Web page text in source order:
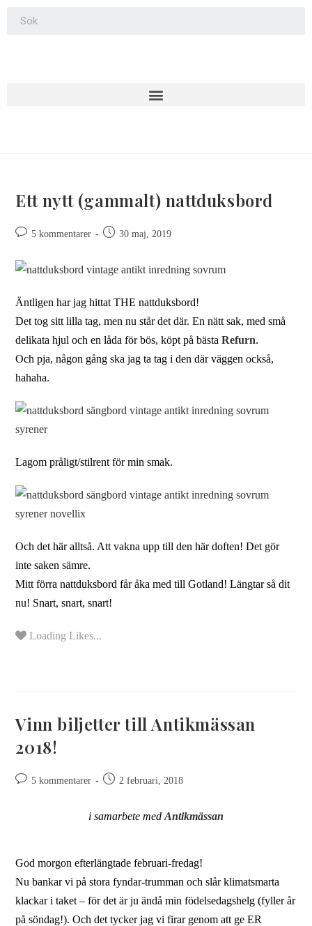
Ett nytt (gammalt) nattduksbord
5 kommentarer 30 maj, 2019
Äntligen har jag hittat THE nattduksbord!
Det tog sitt lilla tag, men nu står det där. En nätt sak, med små
delikata hjul och en låda för bös, köpt på bästaRefurn.
Och pja, någon gång ska jag ta tag i den där väggen också,
hahaha.
Lagom pråligt/stilrent för min smak.
Och det här alltså. Att vakna upp till den här doften! Det gör
inte saken sämre.
Mitt förra nattduksbord får åka med till Gotland! Längtar så dit
nu! Snart, snart, snart!
Loading Likes...
Vinn biljetter till Antikmässan
2018!
5 kommentarer 2 februari, 2018
i samarbete med Antikmässan
God morgon efterlängtade februari-fredag!
Nu bankar vi på stora fyndar-trumman och slår klimatsmarta
klackar i taket – för det är ju ändå min födelsedagshelg (fyller år
på söndag!). Och det tycker jag vi firar genom att ge ER